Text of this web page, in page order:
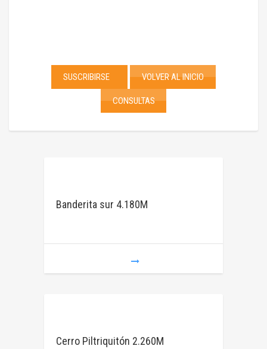
SUSCRIBIRSE VOLVER AL INICIO
CONSULTAS
Banderita sur 4.180M
Cerro Piltriquitón 2.260M